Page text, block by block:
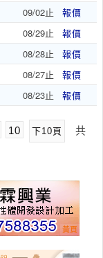
09/02止 報價
08/29止 報價
08/28止 報價
08/27止 報價
08/23止 報價
10 下10頁
共